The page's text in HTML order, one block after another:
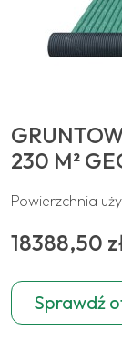
230 M²
Powierzchnia
18388,50
Sprawdź